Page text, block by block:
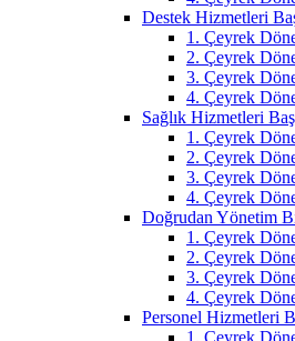
Destek Hizmetleri
1. Çeyrek
2. Çeyrek
3. Çeyrek
4. Çeyrek
Sağlık Hizmetleri
1. Çeyrek
2. Çeyrek
3. Çeyrek
4. Çeyrek
Doğrudan Yönetim
1. Çeyrek
2. Çeyrek
3. Çeyrek
4. Çeyrek
Personel Hizmetleri
1. Çeyrek